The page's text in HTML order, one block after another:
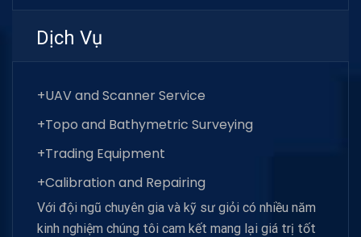
Dịch Vụ
+UAV and Scanner Service
+Topo and Bathymetric Surveying
+Trading Equipment
+Calibration and Repairing
Với đội ngũ chuyên gia và kỹ sư giỏi có nhiều năm
kinh nghiệm chúng tôi cam kết mang lại giá trị tốt